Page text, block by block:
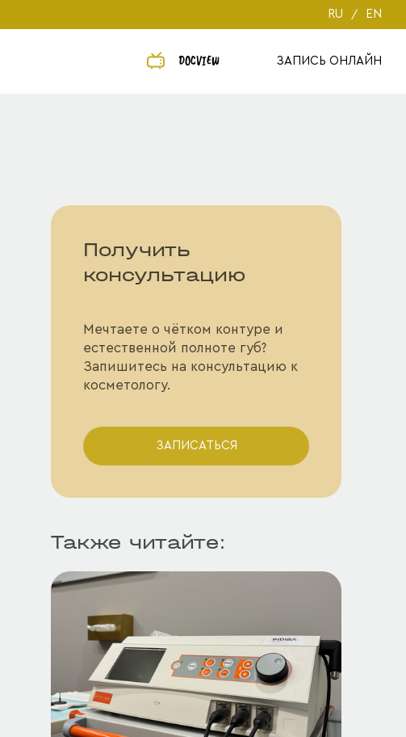
RU EN
DOCVIEW ЗАПИСЬ ОНЛАЙН
Получить
консультацию
Мечтаете о чётком контуре и
естественной полноте губ?
Запишитесь на консультацию к
косметологу.
ЗАПИСАТЬСЯ
Также читайте: